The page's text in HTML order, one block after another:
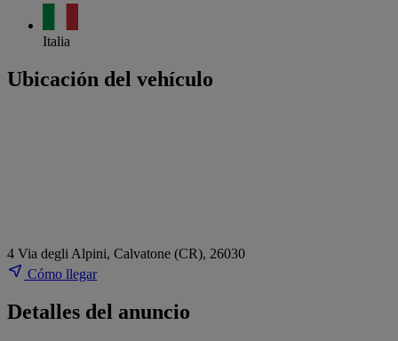
Italia
Ubicación del vehículo
4 Via degli Alpini, Calvatone (CR), 26030
Cómo llegar
Detalles del anuncio